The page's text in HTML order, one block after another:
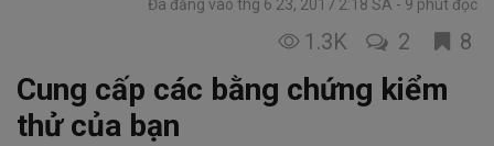
Đã đăng vào thg 6 23, 2017 2:18 SA 9 phút đọc
1.3K 2 8
Cung cấp các bằng chứng kiểm
thử của bạn